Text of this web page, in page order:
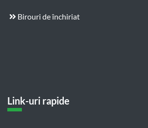
Birouri de închiriat
Link-uri rapide